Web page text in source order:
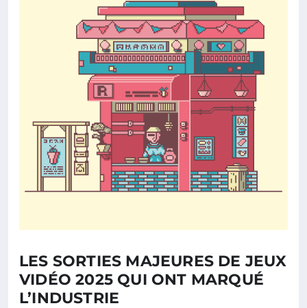
LES SORTIES MAJEURES DE JEUX
VIDÉO 2025 QUI ONT MARQUÉ
L’INDUSTRIE